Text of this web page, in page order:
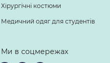
Хірургічні костюми
Медичний одяг для студентів
Ми в соцмережах